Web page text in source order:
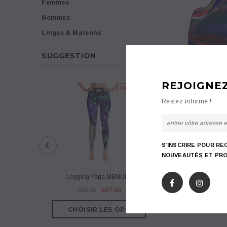
Femmes
Hommes
Linges & Maisons
SUGGESTION
PROMO
Legging Yoga MENIJIM
€67,90
Legging Yoga
€75,90
Restez informé !
S’INSCRIRE POUR
NOUVEAUTÉS ET